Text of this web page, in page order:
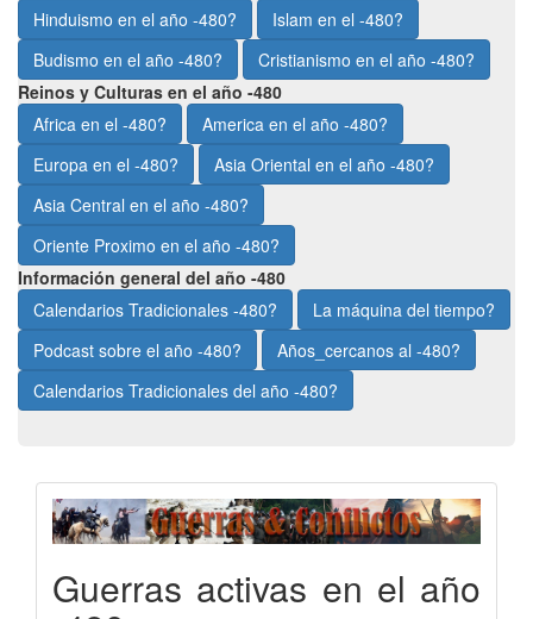
Hinduismo en el año -480?
Islam en el -480?
Budismo en el año -480?
Cristianismo en el año -480?
Reinos y Culturas en el año -480
Africa en el -480?
America en el año -480?
Europa en el -480?
Asia Oriental en el año -480?
Asia Central en el año -480?
Oriente Proximo en el año -480?
Información general del año -480
Calendarios Tradicionales -480?
La máquina del tiempo?
Podcast sobre el año -480?
Años_cercanos al -480?
Calendarios Tradicionales del año -480?
Guerras activas en el año